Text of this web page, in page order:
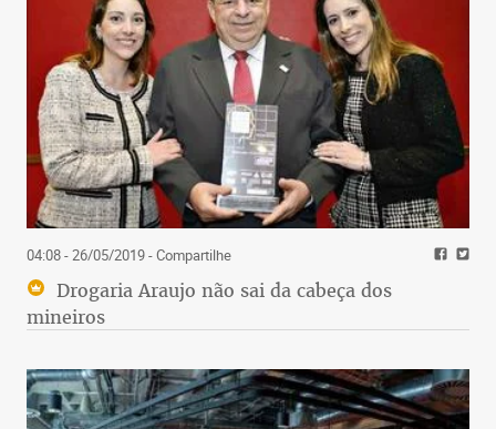
04:08 - 26/05/2019- Compartilhe
Drogaria Araujo não sai da cabeça dos
mineiros